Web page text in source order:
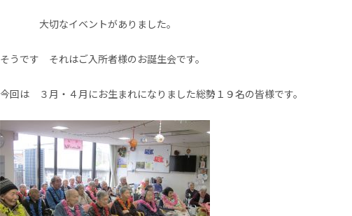
大切なイベントがありました。
そうです それはご入所者様のお誕生会です。
今回は ３月・４月にお生まれになりました総勢１９名の皆様です。